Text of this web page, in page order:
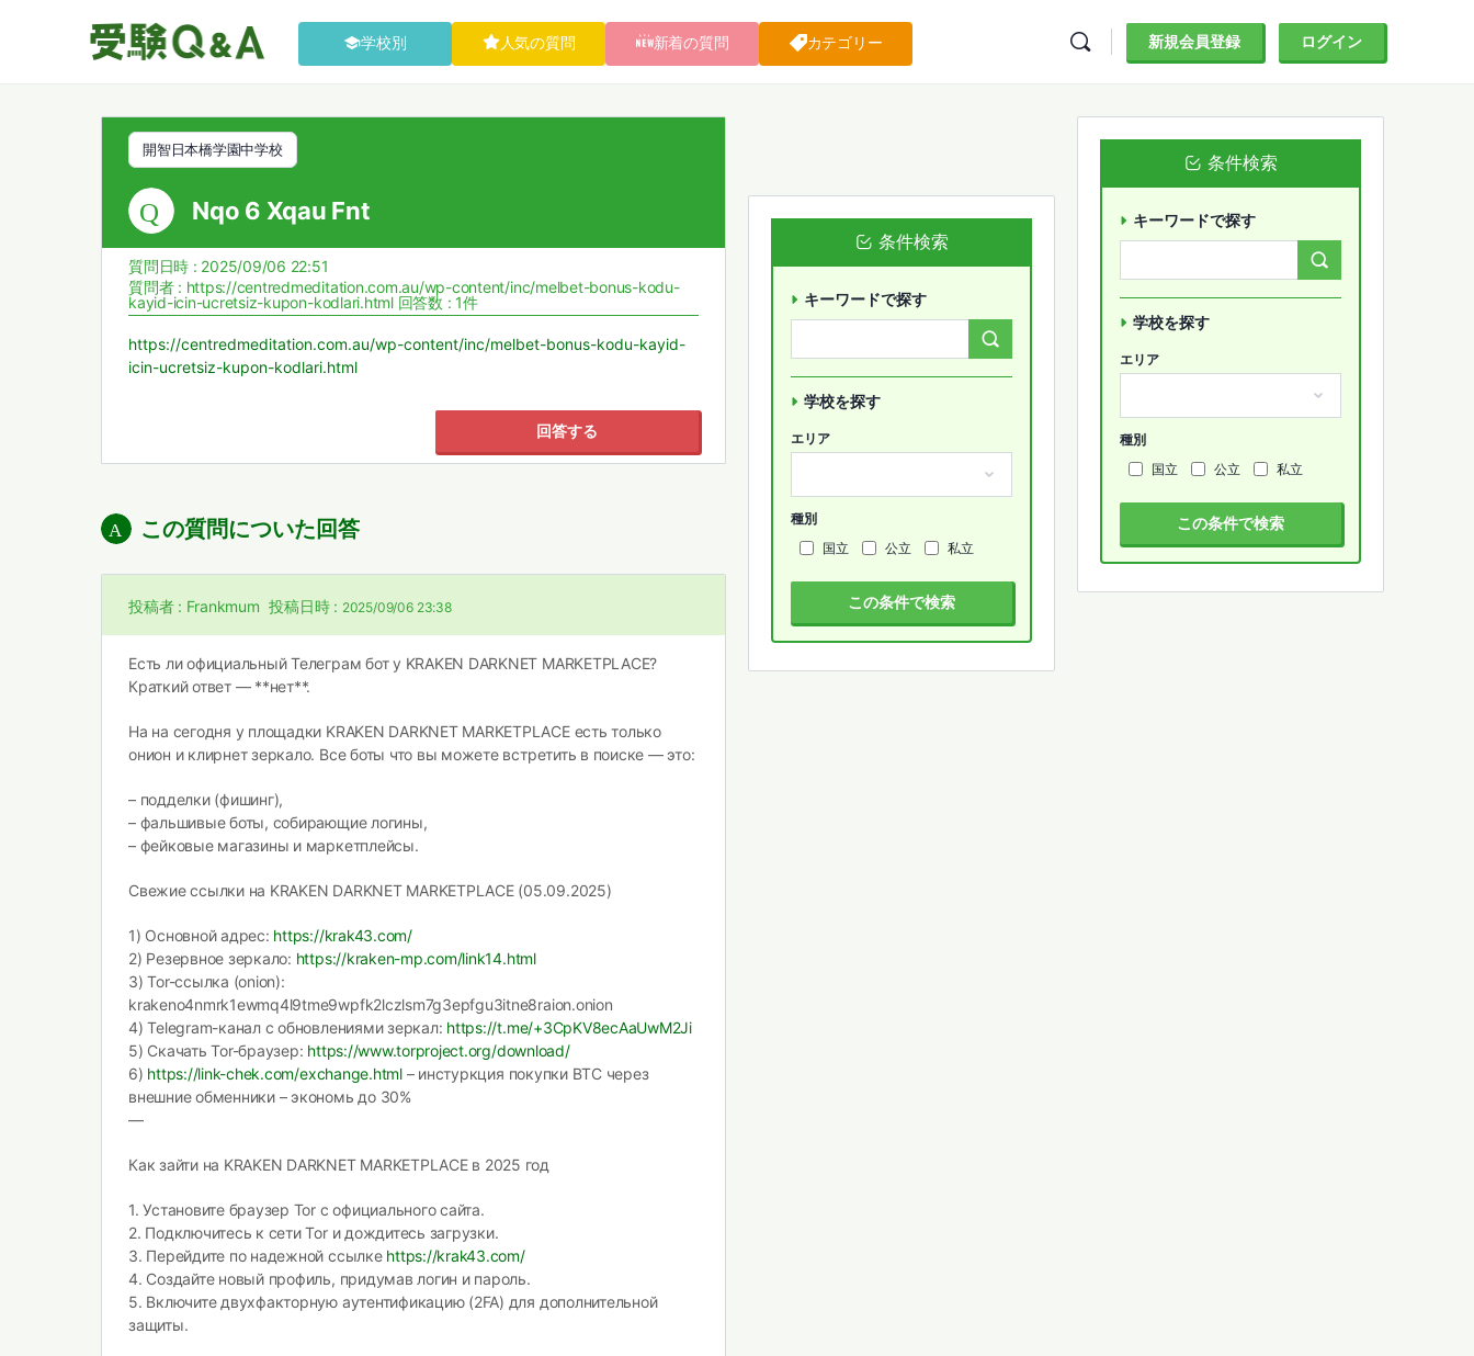
学校別 人気の質問 新着の質問 カテゴリー 新規会員登録 ログイン
開智日本橋学園中学校
Nqo 6 Xqau Fnt
質問日時 : 2025/09/06 22:51
質問者 : https://centredmeditation.com.au/wp-content/inc/melbet-bonus-kodu-
kayid-icin-ucretsiz-kupon-kodlari.html 回答数 : 1件
https://centredmeditation.com.au/wp-content/inc/melbet-bonus-kodu-kayid-
icin-ucretsiz-kupon-kodlari.html
回答する
この質問についた回答
投稿者 : Frankmum 投稿日時 : 2025/09/06 23:38
Есть ли официальный Телеграм бот у KRAKEN DARKNET MARKETPLACE?
Краткий ответ — **нет**.
На на сегодня у площадки KRAKEN DARKNET MARKETPLACE есть только
онион и клирнет зеркало. Все боты что вы можете встретить в поиске — это:
– подделки (фишинг),
– фальшивые боты, собирающие логины,
– фейковые магазины и маркетплейсы.
Свежие ссылки на KRAKEN DARKNET MARKETPLACE (05.09.2025)
1) Основной адрес: https://krak43.com/
2) Резервное зеркало: https://kraken-mp.com/link14.html
3) Tor-ссылка (onion):
krakeno4nmrk1ewmq4l9tme9wpfk2lczlsm7g3epfgu3itne8raion.onion
4) Telegram-канал с обновлениями зеркал: https://t.me/+3CpKV8ecAaUwM2Ji
5) Скачать Tor-браузер: https://www.torproject.org/download/
6) https://link-chek.com/exchange.html– инстуркция покупки BTC через
внешние обменники – экономь до 30%
—
Как зайти на KRAKEN DARKNET MARKETPLACE в 2025 год
1. Установите браузер Tor с официального сайта.
2. Подключитесь к сети Tor и дождитесь загрузки.
3. Перейдите по надежной ссылке https://krak43.com/
4. Создайте новый профиль, придумав логин и пароль.
5. Включите двухфакторную аутентификацию (2FA) для дополнительной
защиты.
条件検索
キーワードで探す
学校を探す
エリア
種別
国立
公立 私立
この条件で検索
条件検索
キーワードで探す
学校を探す
エリア
種別
国立
公立 私立
この条件で検索